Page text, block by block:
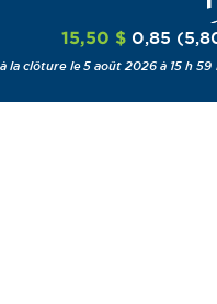
15,50 $ 0,85 (
5 août 2026 à 15 h 59